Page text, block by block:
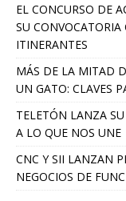
EL CONCURSO DE
SU CONVOCATORIA
ITINERANTES
MÁS DE LA MITAD
UN GATO: CLAVES
TELETÓN LANZA
A LO QUE NOS UNE
CNC Y SII LANZAN
NEGOCIOS DE